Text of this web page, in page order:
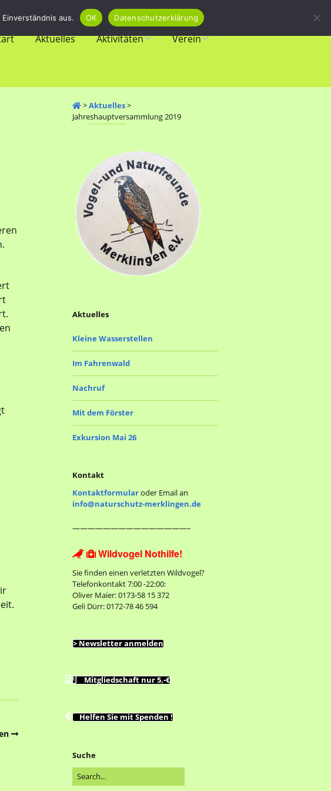
Aktuelles Aktivitäten
Amphibienschutz
Vogelschutz
Verein
Spenden
Vereinsgeschichte
Links & Download
>Aktuelles>
Jahreshauptversammlung 2019
Aktuelles
Kleine Wasserstellen
Im Fahrenwald
Nachruf
Mit dem Förster
Exkursion Mai 26
Kontakt
Kontaktformularoder Email an
info@naturschutz-merklingen.de
———————————————–
  Wildvogel Nothilfe!
Sie finden einen verletzten Wildvogel?
Telefonkontakt 7:00 -22:00:
Oliver Maier: 0173-58 15 372
Geli Dürr: 0172-78 46 594
> Newsletter anmelden
Mitgliedschaft nur 5,-€
Helfen Sie mit Spenden !
Suche
aus. OK Datenschutzerklärung